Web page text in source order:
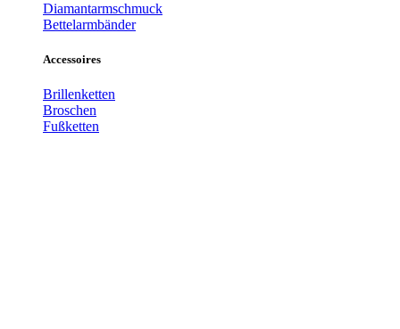
Diamantarmschmuck
Bettelarmbänder
Accessoires
Brillenketten
Broschen
Fußketten